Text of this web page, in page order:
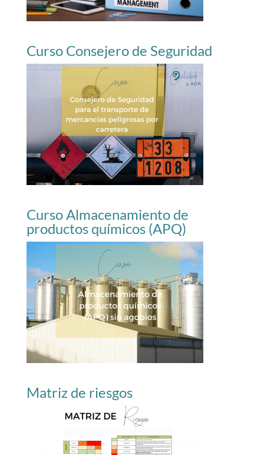
Curso Consejero de Seguridad
Curso Almacenamiento de
productos químicos (APQ)
Matriz de riesgos